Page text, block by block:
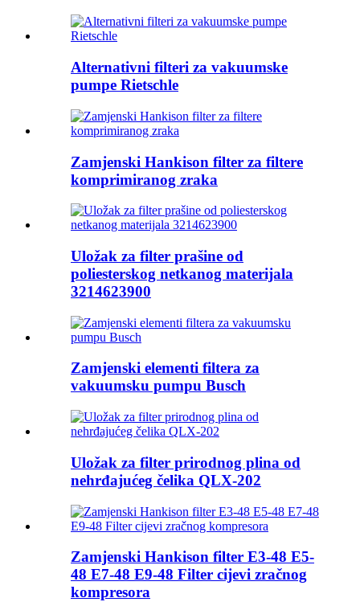
Alternativni filteri za vakuumske
pumpe Rietschle
Zamjenski Hankison filter za filtere
komprimiranog zraka
Uložak za filter prašine od
poliesterskog netkanog materijala
3214623900
Zamjenski elementi filtera za
vakuumsku pumpu Busch
Uložak za filter prirodnog plina od
nehrđajućeg čelika QLX-202
Zamjenski Hankison filter E3-48 E5-
48 E7-48 E9-48 Filter cijevi zračnog
kompresora